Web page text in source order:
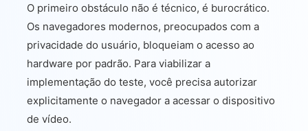
O primeiro obstáculo não é técnico, é burocrático.
Os navegadores modernos, preocupados com a
privacidade do usuário, bloqueiam o acesso ao
hardware por padrão. Para viabilizar a
implementação do teste, você precisa autorizar
explicitamente o navegador a acessar o dispositivo
de vídeo.